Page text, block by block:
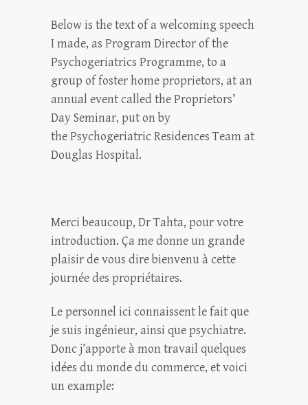
Below is the text of a welcoming speech
I made, as Program Director of the
Psychogeriatrics Programme, to a
group of foster home proprietors, at an
annual event called the Proprietors’
Day Seminar, put on by
the Psychogeriatric Residences Team at
Douglas Hospital.
Merci beaucoup, Dr Tahta, pour votre
introduction. Ça me donne un grande
plaisir de vous dire bienvenu à cette
journée des propriétaires.
Le personnel ici connaissent le fait que
je suis ingénieur, ainsi que psychiatre.
Donc j’apporte à mon travail quelques
idées du monde du commerce, et voici
un example: